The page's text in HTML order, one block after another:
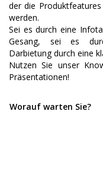
der die
werden.
Sei es durch eine
Gesang, sei es
Darbietung durch eine
Nutzen Sie unser
Präsentationen!
Worauf warten Sie?